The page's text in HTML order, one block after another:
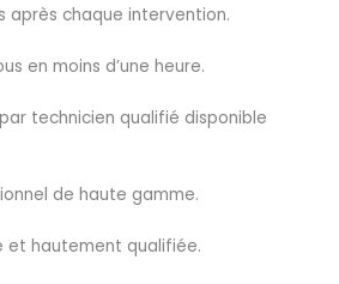
après chaque intervention.
en moins d’une heure.
technicien qualifié disponible
de haute gamme.
et hautement qualifiée.